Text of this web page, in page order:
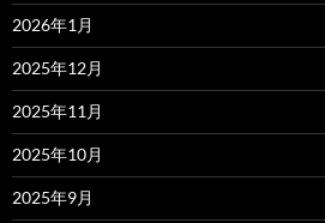
2026年1月
2025年12月
2025年11月
2025年10月
2025年9月